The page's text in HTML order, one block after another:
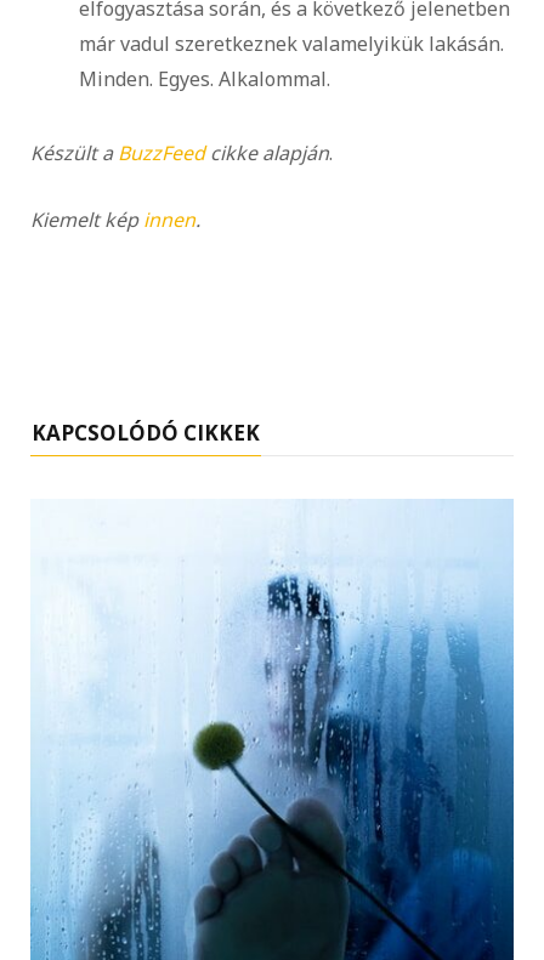
elfogyasztása során, és a következő jelenetben
már vadul szeretkeznek valamelyikük lakásán.
Minden. Egyes. Alkalommal.
Készült aBuzzFeedcikke alapján.
Kiemelt képinnen.
KAPCSOLÓDÓ CIKKEK